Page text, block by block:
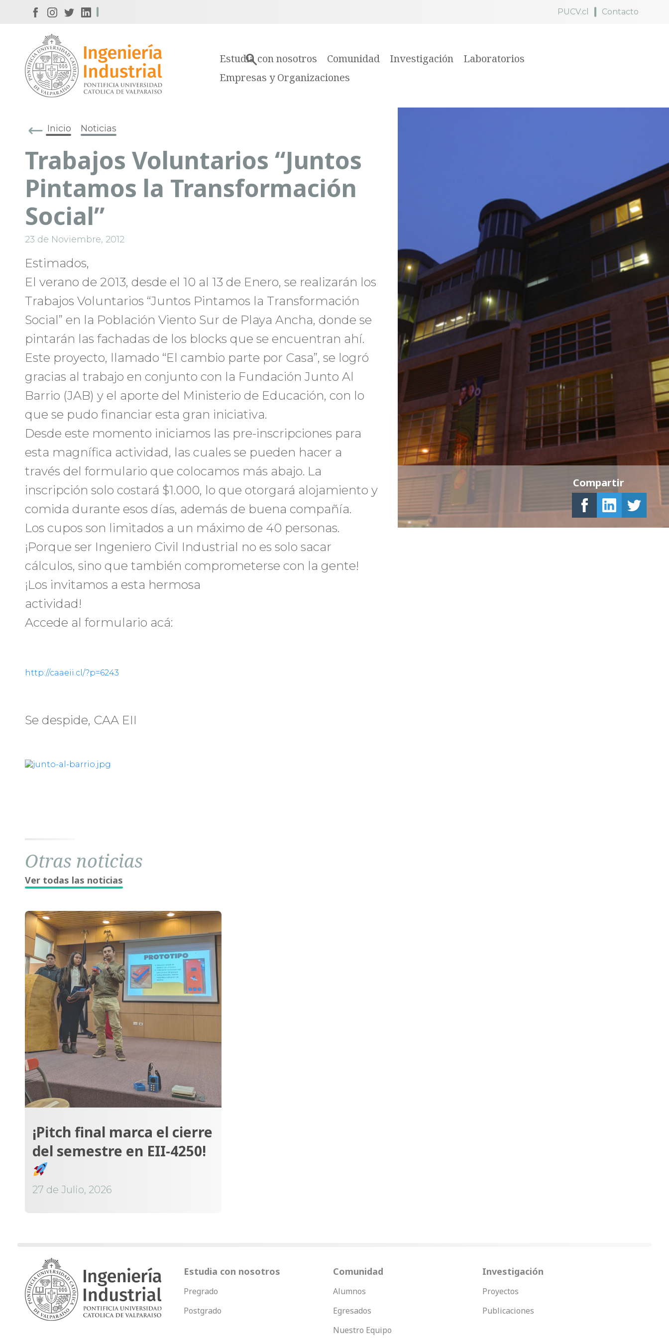
PUCV.cl Contacto
Estudia con nosotros Comunidad Investigación
Laboratorios
Empresas y Organizaciones
Inicio Noticias
Trabajos Voluntarios “Juntos
Pintamos la Transformación
Social”
23 de Noviembre, 2012
Estimados,
El verano de 2013, desde el 10 al 13 de Enero, se realizarán los
Trabajos Voluntarios “Juntos Pintamos la Transformación
Social” en la Población Viento Sur de Playa Ancha, donde se
pintarán las fachadas de los blocks que se encuentran ahí.
Este proyecto, llamado “El cambio parte por Casa”, se logró
gracias al trabajo en conjunto con la Fundación Junto Al
Barrio (JAB) y el aporte del Ministerio de Educación, con lo
que se pudo financiar esta gran iniciativa.
Desde este momento iniciamos las pre-inscripciones para
esta magnífica actividad, las cuales se pueden hacer a
través del formulario que colocamos más abajo. La
inscripción solo costará $1.000, lo que otorgará alojamiento y
comida durante esos días, además de buena compañía.
Los cupos son limitados a un máximo de 40 personas.
¡Porque ser Ingeniero Civil Industrial no es solo sacar
cálculos, sino que también comprometerse con la gente!
¡Los invitamos a esta hermosa
actividad!
Accede al formulario acá:
http://caaeii.cl/?p=6243
Se despide, CAA EII
Compartir
Otras noticias
Ver todas las noticias
¡Pitch final marca el cierre
del semestre en EII-4250!
27 de Julio, 2026
Estudia con nosotros
Pregrado
Postgrado
Comunidad
Alumnos
Egresados
Nuestro Equipo
Investigación
Proyectos
Publicaciones